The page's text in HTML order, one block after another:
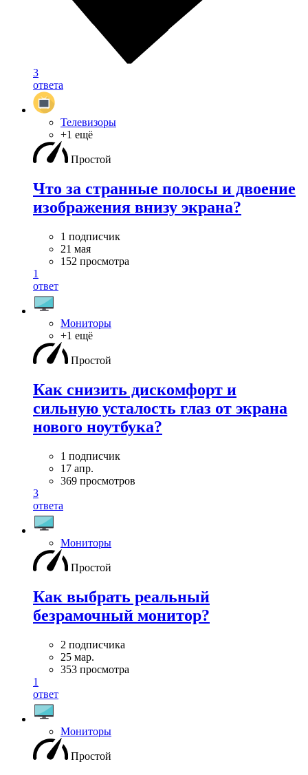
3
ответа
Телевизоры
+1 ещё
Простой
Что за странные полосы и двоение
изображения внизу экрана?
1 подписчик
21 мая
152 просмотра
1
ответ
Мониторы
+1 ещё
Простой
Как снизить дискомфорт и
сильную усталость глаз от экрана
нового ноутбука?
1 подписчик
17 апр.
369 просмотров
3
ответа
Мониторы
Простой
Как выбрать реальный
безрамочный монитор?
2 подписчика
25 мар.
353 просмотра
1
ответ
Мониторы
Простой